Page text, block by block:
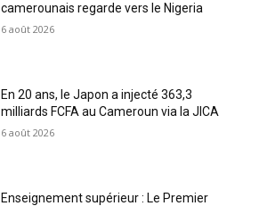
camerounais regarde vers le Nigeria
6 août 2026
En 20 ans, le Japon a injecté 363,3
milliards FCFA au Cameroun via la JICA
6 août 2026
Enseignement supérieur : Le Premier